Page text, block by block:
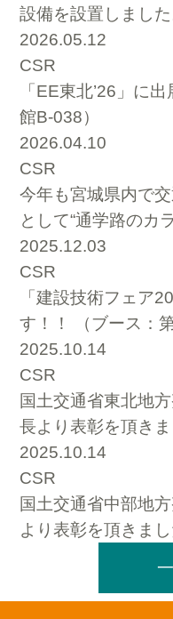
設備を設置しました
2026.05.12
CSR
「EE東北’26」に
館B-038）
2026.04.10
CSR
今年も宮城県内で
として“通学路のカ
2025.12.03
CSR
「建設技術フェア
す！！ （ブース：
2025.10.14
CSR
国土交通省東北地
長より表彰を頂きま
2025.10.14
CSR
国土交通省中部地
より表彰を頂きまし